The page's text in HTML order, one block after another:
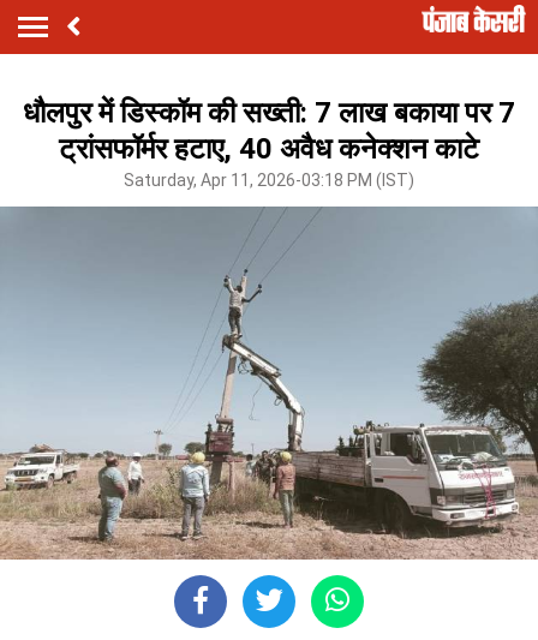
धौलपुर में डिस्कॉम की सख्ती: 7 लाख बकाया पर 7
ट्रांसफॉर्मर हटाए, 40 अवैध कनेक्शन काटे
Saturday, Apr 11, 2026-03:18 PM (IST)